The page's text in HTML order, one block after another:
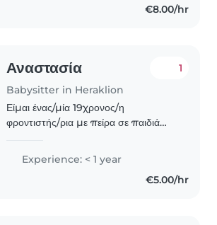
€8.00/hr
Αναστασία
Babysitter in Heraklion
1
Είμαι ένας/μία 19χρονος/η
φροντιστής/ρια με πείρα σε παιδιά
εκπαίδευσή μου και έχω κάνει
εκπαίδευση πρακτική σε παιδικο..
Experience: < 1 year
€5.00/hr